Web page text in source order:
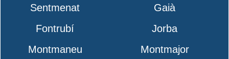
Sentmenat
Gaià
Fontrubí
Jorba
Montmaneu
Montmajor